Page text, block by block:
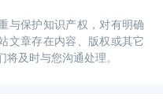
与保护知识产权，对有明确
文章存在内容、版权或其它
及时与您沟通处理。